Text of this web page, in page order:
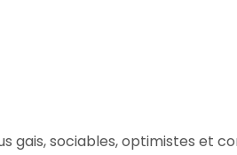
gais, sociables, optimistes et